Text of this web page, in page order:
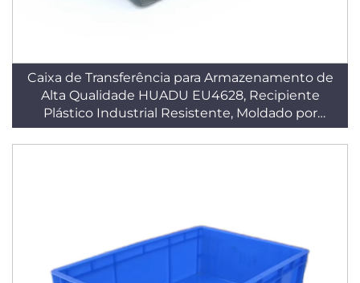
Caixa de Transferência para Armazenamento de
Alta Qualidade HUADU EU4628, Recipiente
Plástico Industrial Resistente, Moldado por
Injeção em HDPE